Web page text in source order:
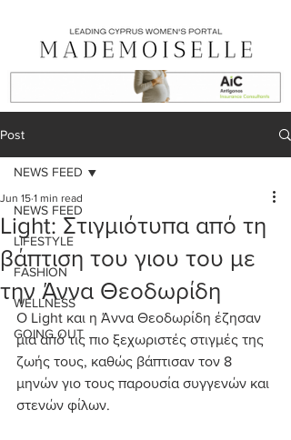
Post
NEWS FEED
LIFESTYLE
FASHION
WELLNESS
GOING OUT
NEWS FEED
Light: Στιγμιότυπα από τη
βάπτιση του γιου του με
την Άννα Θεοδωρίδη
Jun 15 1 min read
Ο Light και η Άννα Θεοδωρίδη έζησαν
μια από τις πιο ξεχωριστές στιγμές της
ζωής τους, καθώς βάπτισαν τον 8
μηνών γιο τους παρουσία συγγενών και
στενών φίλων.